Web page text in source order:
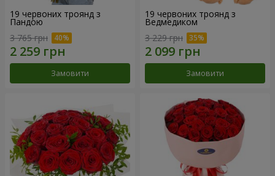
19 червоних троянд з
Пандою
3 765 грн
Замовити
19 червоних троянд з
Ведмедиком
3 229 грн
Замовити